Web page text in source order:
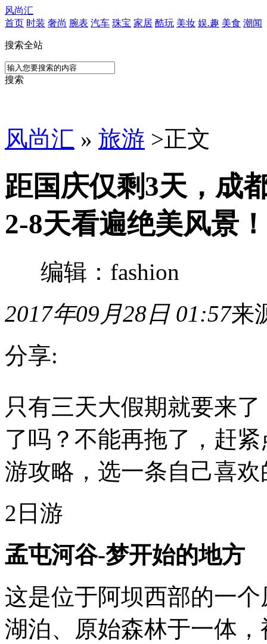
风尚汇
首页 时装 奢尚 腕表 汽车 珠宝 家居 酷玩 美妆 娱.趣 美食 潮闻
搜索全站
搜索
风尚汇 » 旅游 >正文
距国庆仅剩3天，成
2-8天看遍绝美风景！
编辑：fashion
2017年09月28日 01:57来
分享:
有
三
假
期
就
了，
动，
选
目
的
出
去
只有三天大假期就要来
了吗？不能再拖了，赶
游攻略，选一条自己喜
2日游
孟屯河谷-梦开始的地方
这是位于阿坝西部的一
湖泊、原始森林于一体